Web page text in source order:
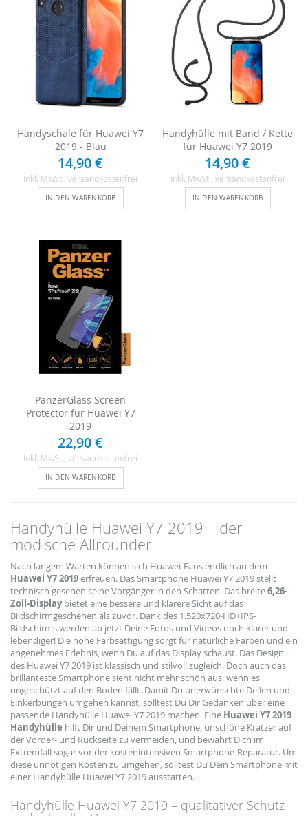
Handyschale für Huawei Y7
2019 - Blau
14,90 €
Inkl. MwSt. , versandkostenfrei
IN DEN WARENKORB
Handyhülle mit Band / Kette
für Huawei Y7 2019
14,90 €
Inkl. MwSt. , versandkostenfrei
IN DEN WARENKORB
PanzerGlass Screen
Protector für Huawei Y7
2019
22,90 €
Inkl. MwSt., versandkostenfrei
IN DEN WARENKORB
Handyhülle Huawei Y7 2019 – der
modische Allrounder
Nach langem Warten können sich Huawei-Fans endlich an dem
Huawei Y7 2019erfreuen. Das Smartphone Huawei Y7 2019 stellt
technisch gesehen seine Vorgänger in den Schatten. Das breite6,26-
Zoll-Displaybietet eine bessere und klarere Sicht auf das
Bildschirmgeschehen als zuvor. Dank des 1.520x720-HD+IPS-
Bildschirms werden ab jetzt Deine Fotos und Videos noch klarer und
lebendiger! Die hohe Farbsättigung sorgt für natürliche Farben und ein
angenehmes Erlebnis, wenn Du auf das Display schaust. Das Design
des Huawei Y7 2019 ist klassisch und stilvoll zugleich. Doch auch das
brillanteste Smartphone sieht nicht mehr schön aus, wenn es
ungeschützt auf den Boden fällt. Damit Du unerwünschte Dellen und
Einkerbungen umgehen kannst, solltest Du Dir Gedanken über eine
passende Handyhülle Huawei Y7 2019 machen. Eine Huawei Y7 2019
Handyhülle hilft Dir und Deinem Smartphone, unschöne Kratzer auf
der Vorder- und Rückseite zu vermeiden, und bewahrt Dich im
Extremfall sogar vor der kostenintensiven Smartphone-Reparatur. Um
diese unnötigen Kosten zu umgehen, solltest Du Dein Smartphone mit
einer Handyhülle Huawei Y7 2019 ausstatten.
Handyhülle Huawei Y7 2019 – qualitativer Schutz